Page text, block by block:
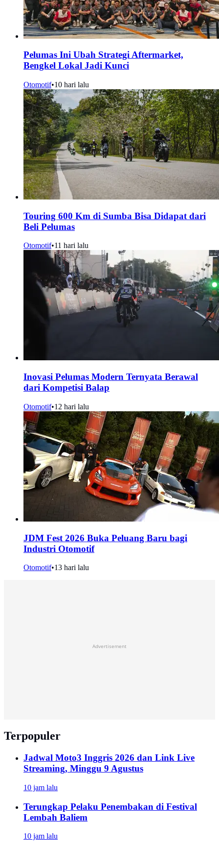
Pelumas Ini Ubah Strategi Aftermarket,
Bengkel Lokal Jadi Kunci
Otomotif•10 hari lalu
Touring 600 Km di Sumba Bisa Didapat dari
Beli Pelumas
Otomotif•11 hari lalu
Inovasi Pelumas Modern Ternyata Berawal
dari Kompetisi Balap
Otomotif•12 hari lalu
JDM Fest 2026 Buka Peluang Baru bagi
Industri Otomotif
Otomotif•13 hari lalu
Advertisement
Terpopuler
Jadwal Moto3 Inggris 2026 dan Link Live
Streaming, Minggu 9 Agustus
10 jam lalu
Terungkap Pelaku Penembakan di Festival
Lembah Baliem
10 jam lalu